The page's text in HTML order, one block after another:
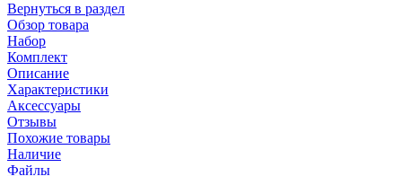
Вернуться в раздел
Обзор товара
Набор
Комплект
Описание
Характеристики
Аксессуары
Отзывы
Похожие товары
Наличие
Файлы